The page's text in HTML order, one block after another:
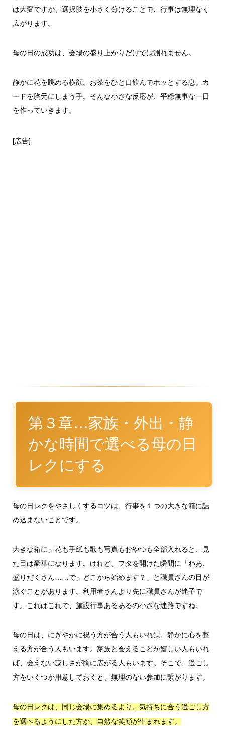
は大変ですが、選択肢を小さく分けることで、行事は無理なく
広がります。
母の日の成功は、会場の盛り上がりだけでは測れません。
静かに花を眺める横顔。お茶をひと口飲んでホッとする息。カ
ードを胸元にしまう手。そんな小さな反応が、平穏無事な一日
を作っていきます。
[広告]
第３章…家族・外出・静
かな時間で選べる母の日
レクにする
母の日レクをやさしくするコツは、行事を１つの大きな箱に詰
め込まないことです。
大きな箱に、花も手紙も歌も写真もおやつも全部入れると、見
た目は豪華になります。けれど、フタを開けた瞬間に「わあ、
盛りだくさん……で、どこから始めます？」と職員さんの目が
泳ぐことがあります。利用者さんより先に職員さんが迷子で
す。これはこれで、施設行事あるあるの小さな迷路ですね。
母の日は、にぎやかに祝う方が合う人もいれば、静かに心を整
える方が合う人もいます。家族と会えることが嬉しい人もいれ
ば、会えない寂しさが胸に広がる人もいます。そこで、過ごし
方をいくつか用意しておくと、無理のない参加に繋がります。
母の日レクは、同じ会場に集めるより、気持ちに合う過ごし方
を選べるようにした方が、自然な笑顔が生まれます。